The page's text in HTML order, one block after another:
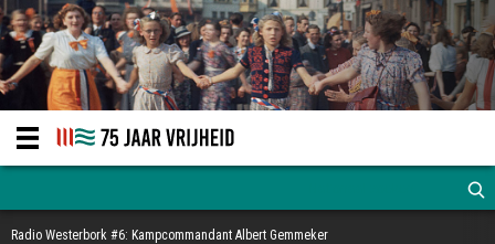
Radio Westerbork #6: Kampcommandant Albert Gemmeker